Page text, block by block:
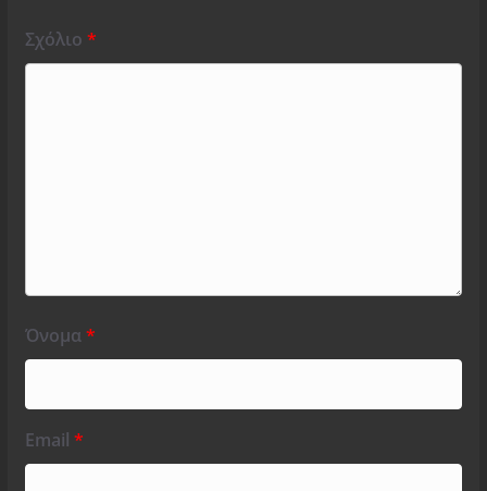
Σχόλιο *
Όνομα*
Email *